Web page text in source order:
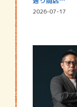
2026-07-17